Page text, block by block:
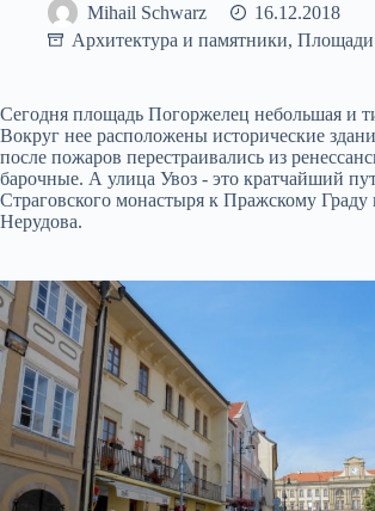
Mihail Schwarz
16.12.2018
Архитектура и памятники,
Сегодня площадь Погоржелец небольшая и
Вокруг нее расположены исторические
после пожаров перестраивались из
барочные. А улица Увоз - это кратчайший
Страговского монастыря к Пражскому Граду
Нерудова.